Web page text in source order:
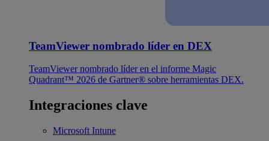
TeamViewer nombrado líder en DEX
TeamViewer nombrado líder en el informe Magic
Quadrant™ 2026 de Gartner® sobre herramientas DEX.
Integraciones clave
Microsoft Intune